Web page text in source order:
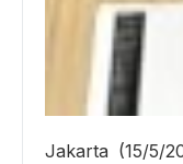
Jakarta (15/5/